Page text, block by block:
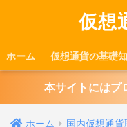
仮想
ホーム 仮想通貨の基礎
本サイトにはプ
ホーム 国内仮想通貨